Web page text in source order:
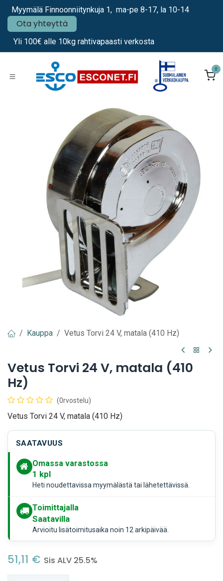
Siirry sisältöön
Myymälä Finnoonniitynkuja 1, ma-pe 8-17, la 10-14
Ota yhteyttä
Yli 100€ alle 10kg rahtivapaasti verkosta
0
Kauppa Vetus Torvi 24 V, matala (410 Hz)
Vetus Torvi 24 V, matala (410
Hz)
(0rvostelu)
Vetus Torvi 24 V, matala (410 Hz)
SAATAVUUS
Omassa varastossa
1 kpl
Heti noudettavissa myymälästä tai lähetettävissä.
Toimittajalla
Saatavilla
Arvioitu lisätoimitusaika noin 12 arkipäivää.
51,11 € Sis ALV 25.5%